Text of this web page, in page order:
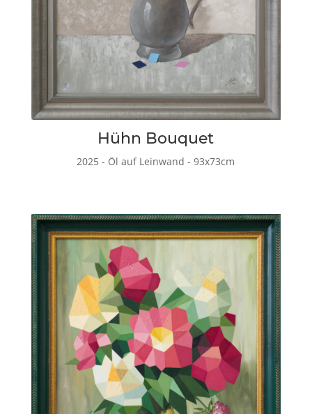
Hühn Bouquet
2025 - Öl auf Leinwand - 93x73cm